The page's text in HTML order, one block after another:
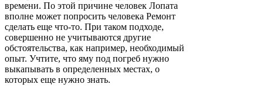
времени. По этой причине человек Лопата
вполне может попросить человека Ремонт
сделать еще что-то. При таком подходе,
совершенно не учитываются другие
обстоятельства, как например, необходимый
опыт. Учтите, что яму под погреб нужно
выкапывать в определенных местах, о
которых еще нужно знать.